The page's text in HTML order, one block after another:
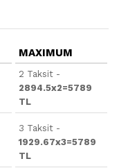
MAXIMUM
2 Taksit -
2894.5x2=5789
TL
3 Taksit -
1929.67x3=5789
TL